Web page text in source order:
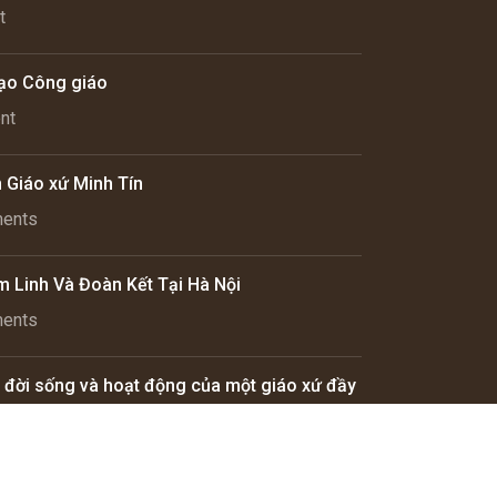
Công giáo
Giáo xứ Minh Tín
Linh Và Đoàn Kết Tại Hà Nội
đời sống và hoạt động của một giáo xứ đầy